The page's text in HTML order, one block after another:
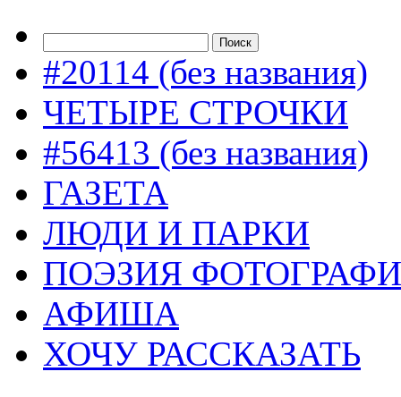
#20114 (без названия)
ЧЕТЫРЕ СТРОЧКИ
#56413 (без названия)
ГАЗЕТА
ЛЮДИ И ПАРКИ
ПОЭЗИЯ
АФИША
ХОЧУ РАССКАЗАТЬ